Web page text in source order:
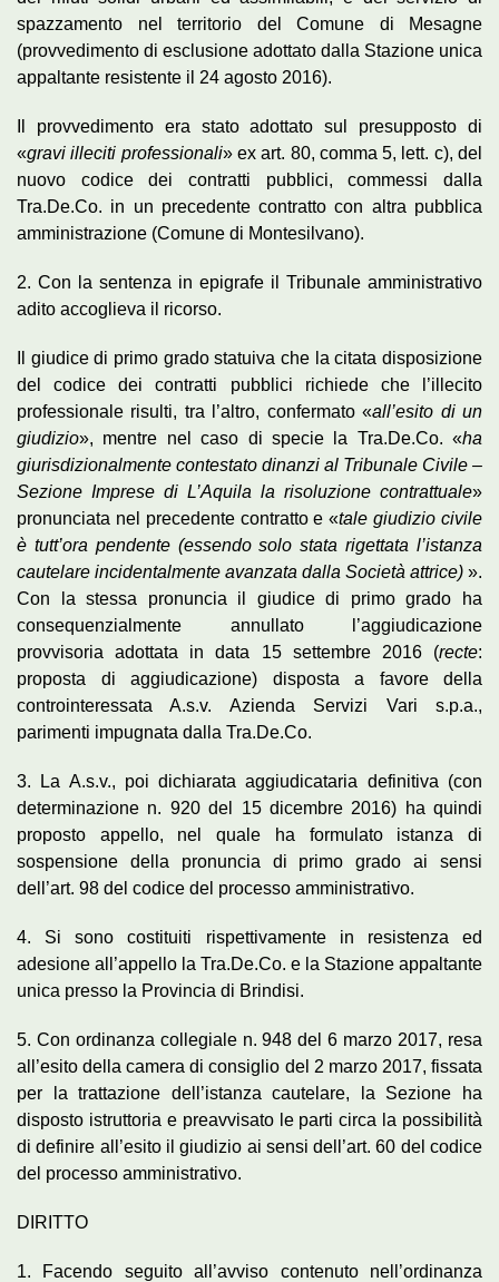
spazzamento nel territorio del Comune di Mesagne
(provvedimento di esclusione adottato dalla Stazione unica
appaltante resistente il 24 agosto 2016).
Il provvedimento era stato adottato sul presupposto di
«gravi illeciti professionali» ex art. 80, comma 5, lett. c), del
nuovo codice dei contratti pubblici, commessi dalla
Tra.De.Co. in un precedente contratto con altra pubblica
amministrazione (Comune di Montesilvano).
2. Con la sentenza in epigrafe il Tribunale amministrativo
adito accoglieva il ricorso.
Il giudice di primo grado statuiva che la citata disposizione
del codice dei contratti pubblici richiede che l’illecito
professionale risulti, tra l’altro, confermato «all’esito di un
giudizio», mentre nel caso di specie la Tra.De.Co. «ha
giurisdizionalmente contestato dinanzi al Tribunale Civile –
Sezione Imprese di L’Aquila la risoluzione contrattuale»
pronunciata nel precedente contratto e «tale giudizio civile
è tutt’ora pendente (essendo solo stata rigettata l’istanza
cautelare incidentalmente avanzata dalla Società attrice) ».
Con la stessa pronuncia il giudice di primo grado ha
consequenzialmente annullato l’aggiudicazione
provvisoria adottata in data 15 settembre 2016 (recte:
proposta di aggiudicazione) disposta a favore della
controinteressata A.s.v. Azienda Servizi Vari s.p.a.,
parimenti impugnata dalla Tra.De.Co.
3. La A.s.v., poi dichiarata aggiudicataria definitiva (con
determinazione n. 920 del 15 dicembre 2016) ha quindi
proposto appello, nel quale ha formulato istanza di
sospensione della pronuncia di primo grado ai sensi
dell’art. 98 del codice del processo amministrativo.
4. Si sono costituiti rispettivamente in resistenza ed
adesione all’appello la Tra.De.Co. e la Stazione appaltante
unica presso la Provincia di Brindisi.
5. Con ordinanza collegiale n. 948 del 6 marzo 2017, resa
all’esito della camera di consiglio del 2 marzo 2017, fissata
per la trattazione dell’istanza cautelare, la Sezione ha
disposto istruttoria e preavvisato le parti circa la possibilità
di definire all’esito il giudizio ai sensi dell’art. 60 del codice
del processo amministrativo.
DIRITTO
1. Facendo seguito all’avviso contenuto nell’ordinanza